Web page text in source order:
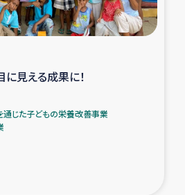
見える成果に！
じた子どもの栄養改善事業